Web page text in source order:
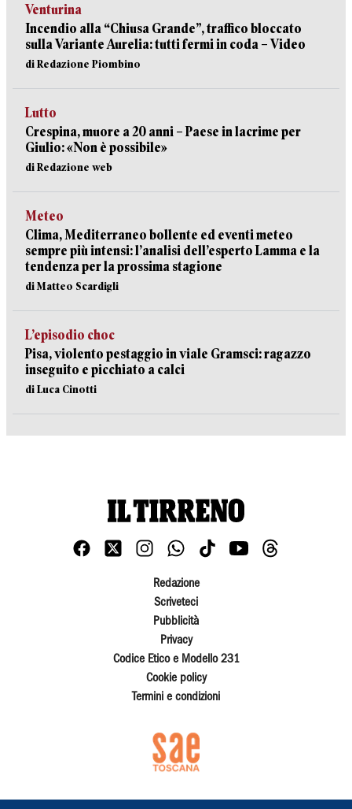
Venturina
Incendio alla “Chiusa Grande”, traffico bloccato
sulla Variante Aurelia: tutti fermi in coda – Video
di Redazione Piombino
Lutto
Crespina, muore a 20 anni – Paese in lacrime per
Giulio: «Non è possibile»
di Redazione web
Meteo
Clima, Mediterraneo bollente ed eventi meteo
sempre più intensi: l’analisi dell’esperto Lamma e la
tendenza per la prossima stagione
di Matteo Scardigli
L’episodio choc
Pisa, violento pestaggio in viale Gramsci: ragazzo
inseguito e picchiato a calci
di Luca Cinotti
Redazione
Scriveteci
Pubblicità
Privacy
Codice Etico e Modello 231
Cookie policy
Termini e condizioni